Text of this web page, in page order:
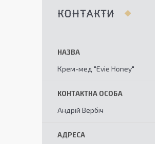
КОНТАКТИ
Крем-мед "Evie Honey"
Андрій Вербіч